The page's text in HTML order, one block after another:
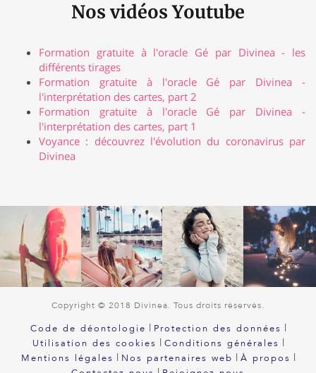
Nos vidéos Youtube
Formation gratuite à l'oracle Gé par Divinea - les
différents tirages
Formation gratuite à l'oracle Gé par Divinea -
l'interprétation des cartes, part 2
Formation gratuite à l'oracle Gé par Divinea -
l'interprétation des cartes, part 1
Voyance : découvrez l'évolution du coronavirus par
Divinea
Copyright © 2018 Divinea. Tous droits réservés.
Code de déontologie | Protection des données |
Utilisation des cookies | Conditions générales |
Mentions légales | Nos partenaires web | À propos |